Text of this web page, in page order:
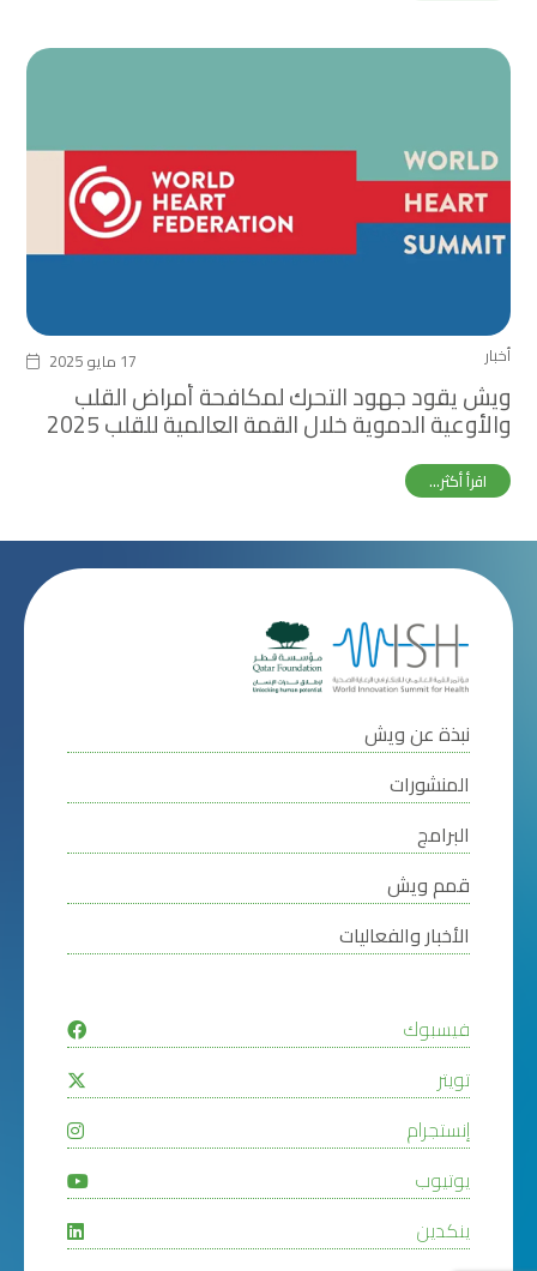
أخبار 17 مايو 2025
ويش يقود جهود التحرك لمكافحة أمراض القلب
والأوعية الدموية خلال القمة العالمية للقلب 2025
اقرأ أكثر...
نبذة عن ويش
المنشورات
البرامج
قمم ويش
الأخبار والفعاليات
فيسبوك
تويتر
إنستجرام
يوتيوب
ينكدين